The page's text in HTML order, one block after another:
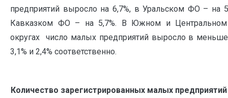
предприятий выросло на 6,7%, в Уральском ФО – на
Кавказком ФО – на 5,7%. В Южном и Центральном
округах число малых предприятий выросло в
3,1% и 2,4% соответственно.
Количество зарегистрированных малых